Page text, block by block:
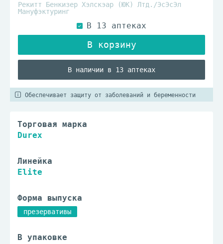
Рекитт Бенкизер Хэлскэар (ЮК) Лтд./ЭсЭсЭл
Мануфэктуринг
В наличии в 13 аптеках
Обеспечивает защиту от заболеваний и беременности
Торговая марка
Durex
Линейка
Elite
Форма выпуска
презервативы
В упаковке